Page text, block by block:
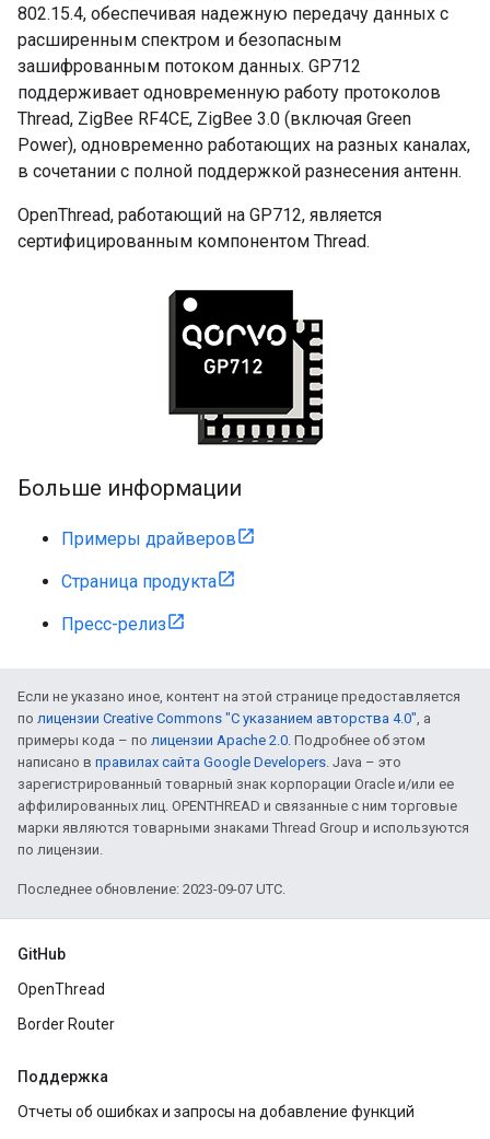
802.15.4, обеспечивая надежную передачу данных с
расширенным спектром и безопасным
зашифрованным потоком данных. GP712
поддерживает одновременную работу протоколов
Thread, ZigBee RF4CE, ZigBee 3.0 (включая Green
Power), одновременно работающих на разных каналах,
в сочетании с полной поддержкой разнесения антенн.
OpenThread, работающий на GP712, является
сертифицированным компонентом Thread.
Больше информации
Примеры драйверов
Страница продукта
Пресс-релиз
Если не указано иное, контент на этой странице предоставляется
по лицензии Creative Commons "С указанием авторства 4.0", а
примеры кода – по лицензии Apache 2.0. Подробнее об этом
написано в правилах сайта Google Developers. Java – это
зарегистрированный товарный знак корпорации Oracle и/или ее
аффилированных лиц. OPENTHREAD и связанные с ним торговые
марки являются товарными знаками Thread Group и используются
по лицензии.
Последнее обновление: 2023-09-07 UTC.
GitHub
OpenThread
Border Router
Поддержка
Отчеты об ошибках и запросы на добавление функций